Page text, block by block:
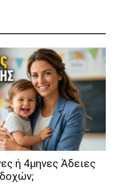
ή 4μηνες Άδειες